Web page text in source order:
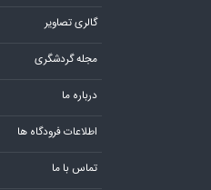
گالری تصاویر
مجله گردشگری
درباره ما
اطلاعات فرودگاه ها
تماس با ما